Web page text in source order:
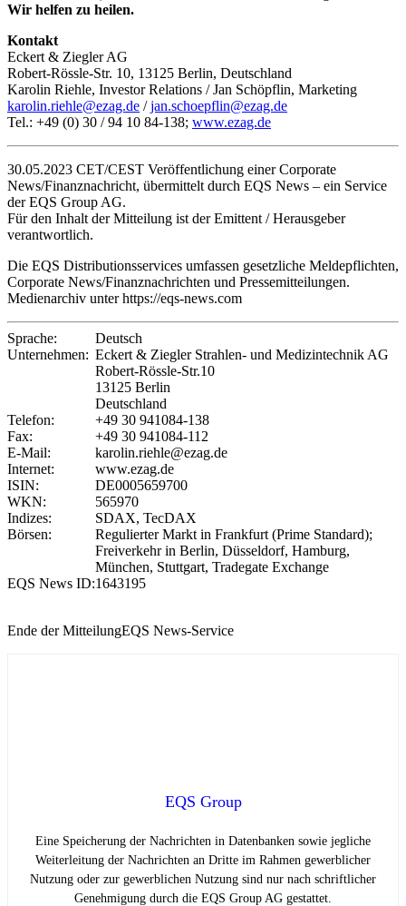
Wir helfen zu heilen.
Kontakt
Eckert & Ziegler AG
Robert-Rössle-Str. 10, 13125 Berlin, Deutschland
Karolin Riehle, Investor Relations / Jan Schöpflin, Marketing
karolin.riehle@ezag.de /jan.schoepflin@ezag.de
Tel.: +49 (0) 30 / 94 10 84-138; www.ezag.de
30.05.2023 CET/CEST Veröffentlichung einer Corporate
News/Finanznachricht, übermittelt durch EQS News – ein Service
der EQS Group AG.
Für den Inhalt der Mitteilung ist der Emittent / Herausgeber
verantwortlich.
Die EQS Distributionsservices umfassen gesetzliche Meldepflichten,
Corporate News/Finanznachrichten und Pressemitteilungen.
Medienarchiv unter https://eqs-news.com
Sprache:
Deutsch
Unternehmen: Eckert & Ziegler Strahlen- und Medizintechnik AG
Robert-Rössle-Str.10
13125 Berlin
Deutschland
Telefon:
+49 30 941084-138
Fax:
+49 30 941084-112
E-Mail:
karolin.riehle@ezag.de
Internet:
www.ezag.de
ISIN:
DE0005659700
WKN:
565970
Indizes:
SDAX, TecDAX
Börsen:
Regulierter Markt in Frankfurt (Prime Standard);
Freiverkehr in Berlin, Düsseldorf, Hamburg,
München, Stuttgart, Tradegate Exchange
EQS News ID:1643195
Ende der MitteilungEQS News-Service
EQS Group
Eine Speicherung der Nachrichten in Datenbanken sowie jegliche
Weiterleitung der Nachrichten an Dritte im Rahmen gewerblicher
Nutzung oder zur gewerblichen Nutzung sind nur nach schriftlicher
Genehmigung durch die EQS Group AG gestattet.